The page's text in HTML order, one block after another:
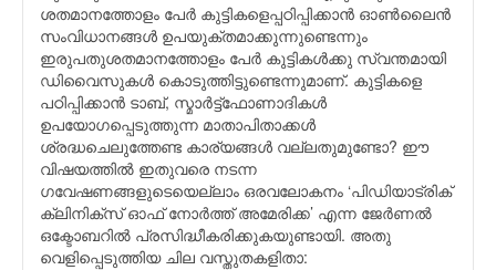
ശതമാനത്തോളം പേര്‍ കുട്ടികളെപ്പഠിപ്പിക്കാന്‍ ഓണ്‍ലൈന്‍
സംവിധാനങ്ങള്‍ ഉപയുക്തമാക്കുന്നുണ്ടെന്നും
ഇരുപതുശതമാനത്തോളം പേര്‍ കുട്ടികള്‍ക്കു സ്വന്തമായി
ഡിവൈസുകള്‍ കൊടുത്തിട്ടുണ്ടെന്നുമാണ്. കുട്ടികളെ
പഠിപ്പിക്കാന്‍ ടാബ്, സ്മാര്‍ട്ട്ഫോണാദികള്‍
ഉപയോഗപ്പെടുത്തുന്ന മാതാപിതാക്കള്‍
ശ്രദ്ധചെലുത്തേണ്ട കാര്യങ്ങള്‍ വല്ലതുമുണ്ടോ? ഈ
വിഷയത്തില്‍ ഇതുവരെ നടന്ന
ഗവേഷണങ്ങളുടെയെല്ലാം ഒരവലോകനം ‘പിഡിയാട്രിക്
ക്ലിനിക്സ് ഓഫ് നോര്‍ത്ത് അമേരിക്ക’ എന്ന ജേര്‍ണല്‍
ഒക്ടോബറില്‍ പ്രസിദ്ധീകരിക്കുകയുണ്ടായി. അതു
വെളിപ്പെടുത്തിയ ചില വസ്തുതകളിതാ: